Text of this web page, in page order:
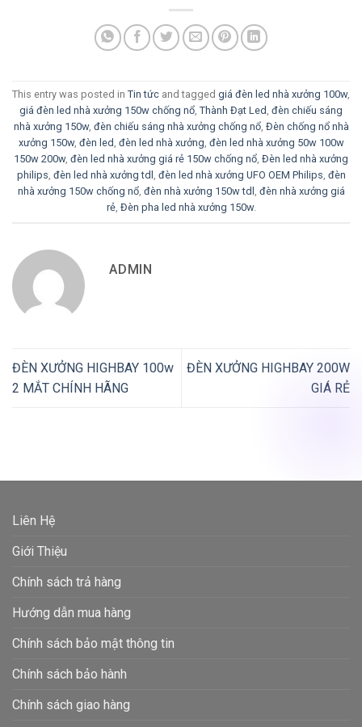
This entry was posted in Tin tức and tagged giá đèn led nhà xưởng 100w,
giá đèn led nhà xưởng 150w chống nổ, Thành Đạt Led, đèn chiếu sáng
nhà xưởng 150w, đèn chiếu sáng nhà xưởng chống nổ, Đèn chống nổ nhà
xưởng 150w, đèn led, đèn led nhà xưởng, đèn led nhà xưởng 50w 100w
150w 200w, đèn led nhà xưởng giá rẻ 150w chống nổ, Đèn led nhà xưởng
philips, đèn led nhà xưởng tdl , đèn led nhà xưởng UFO OEM Philips, đèn
nhà xưởng 150w chống nổ, đèn nhà xưởng 150w tdl , đèn nhà xưởng giá
rẻ, Đèn pha led nhà xưởng 150w.
ADMIN
ĐÈN XƯỞNG HIGHBAY 100w
2 MẮT CHÍNH HÃNG
ĐÈN XƯỞNG HIGHBAY 200W
GIÁ RẺ
Liên Hệ
Giới Thiệu
Chính sách trả hàng
Hướng dẫn mua hàng
Chính sách bảo mật thông tin
Chính sách bảo hành
Chính sách giao hàng